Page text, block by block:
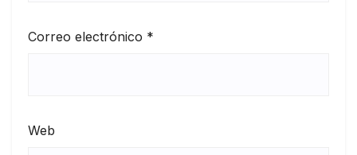
Correo electrónico *
Web